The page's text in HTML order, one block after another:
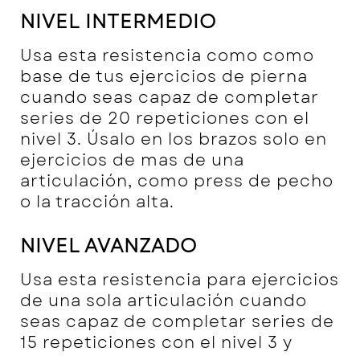
NIVEL INTERMEDIO
Usa esta resistencia como como
base de tus ejercicios de pierna
cuando seas capaz de completar
series de 20 repeticiones con el
nivel 3. Úsalo en los brazos solo en
ejercicios de mas de una
articulación, como press de pecho
o la tracción alta.
NIVEL AVANZADO
Usa esta resistencia para ejercicios
de una sola articulación cuando
seas capaz de completar series de
15 repeticiones con el nivel 3 y